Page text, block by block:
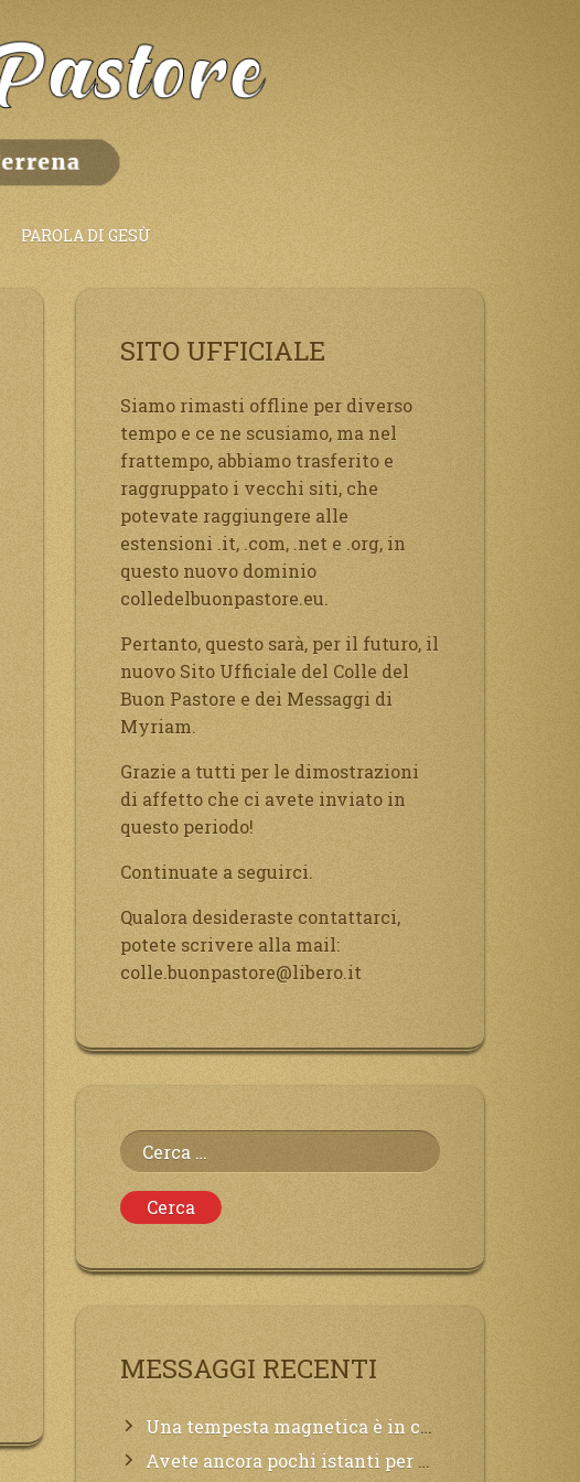
PAROLA DI GESÙ
SITO UFFICIALE
Siamo rimasti offline per diverso
tempo e ce ne scusiamo, ma nel
frattempo, abbiamo trasferito e
raggruppato i vecchi siti, che
potevate raggiungere alle
estensioni .it, .com, .net e .org, in
questo nuovo dominio
colledelbuonpastore.eu.
Pertanto, questo sarà, per il futuro, il
nuovo Sito Ufficiale del Colle del
Buon Pastore e dei Messaggi di
Myriam.
Grazie a tutti per le dimostrazioni
di affetto che ci avete inviato in
questo periodo!
Continuate a seguirci.
Qualora desideraste contattarci,
potete scrivere alla mail:
colle.buonpastore@libero.it
Ricerca
per:
MESSAGGI RECENTI
Una tempesta magnetica è in corso, questa generazione patirà. Il black out non tarderà ad arrivare e tutta la Terra sarà oscurata.
Avete ancora pochi istanti per convertirvi, non perdete tempo, la sciagura arriverà all’improvviso e per chi non si sarà preparato saranno dolori.